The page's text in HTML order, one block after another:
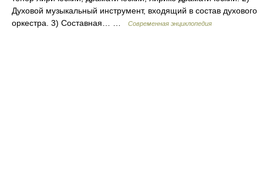
Духовой музыкальный инструмент, входящий в состав духового
оркестра. 3) Составная… …
Современная энциклопедия